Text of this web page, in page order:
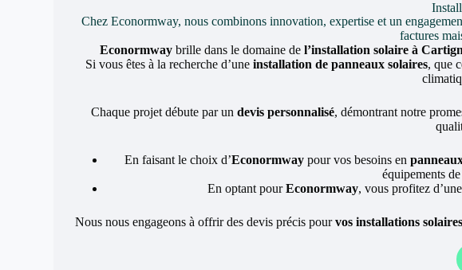
Chez Econormway, nous combinons innovation, expertise et un
factures
Econormway brille dans le domaine de l’installation solaire à
Si vous êtes à la recherche d’une installation de panneaux solaires, que
Chaque projet débute par un devis personnalisé, démontrant notre
En faisant le choix d’Econormwaypour vos besoins en
équipements
En optant pourEconormway, vous profitez
Nous nous engageons à offrir des devis précis pourvos installations solaires